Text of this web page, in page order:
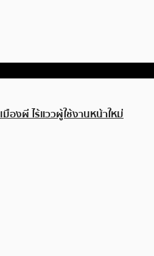
องผี ไร้แววผู้ใช้งานหน้าใหม่